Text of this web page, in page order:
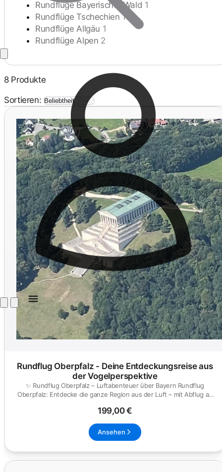
Rundflüge Bayerischer Wald 1
Rundflüge Tschechien1
Rundflüge Allgäu 1
Rundflüge Alpen 2
8 Produkte
Sortieren:
Rundflug Oberpfalz - Deine Entdeckungsreise aus
der Vogelperspektive
✨ Rundflug Oberpfalz – Luftabenteuer über Bayern Rundflug
Oberpfalz: Entdecke die ganze Region aus der Luft – mit Abflug ab
199,00 €
Ansehen